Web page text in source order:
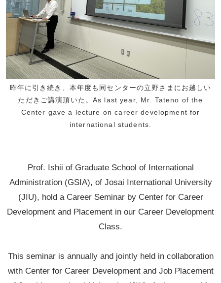
昨年に引き続き、本年度も同センターの立野さまにお越しい
ただきご講演頂いた。As last year, Mr. Tateno of the
Center gave a lecture on career development for
international students.
Prof. Ishii of Graduate School of International
Administration (GSIA), of Josai International University
(JIU), hold a Career Seminar by Center for Career
Development and Placement in our Career Development
Class.
This seminar is annually and jointly held in collaboration
with Center for Career Development and Job Placement